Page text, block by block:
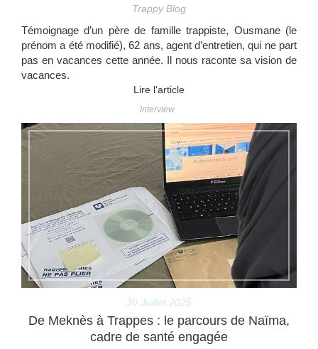
Trappy Blog
Témoignage d’un père de famille trappiste, Ousmane (le
prénom a été modifié), 62 ans, agent d’entretien, qui ne part
pas en vacances cette année. Il nous raconte sa vision de
vacances.
Lire l'article
Interview
30 Juillet 2025
De Meknès à Trappes : le parcours de Naïma,
cadre de santé engagée